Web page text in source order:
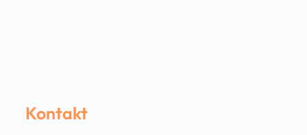
Kontakt